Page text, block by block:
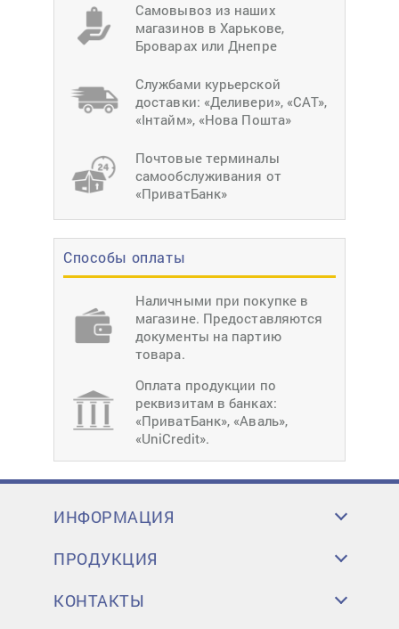
Самовывоз из наших
магазинов в Харькове,
Броварах или Днепре
Службами курьерской
доставки: «Деливери», «САТ»,
«Інтайм», «Нова Пошта»
Почтовые терминалы
самообслуживания от
«ПриватБанк»
Способы оплаты
Наличными при покупке в
магазине. Предоставляются
документы на партию
товара.
Оплата продукции по
реквизитам в банках:
«ПриватБанк», «Аваль»,
«UniCredit».
ИНФОРМАЦИЯ
ПРОДУКЦИЯ
КОНТАКТЫ